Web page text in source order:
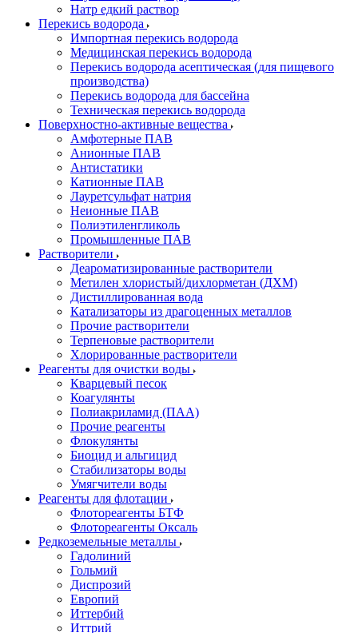
Натр едкий раствор
Перекись водорода
Импортная перекись водорода
Медицинская перекись водорода
Перекись водорода асептическая (для пищевого
производства)
Перекись водорода для бассейна
Техническая перекись водорода
Поверхностно-активные вещества
Амфотерные ПАВ
Анионные ПАВ
Антистатики
Катионные ПАВ
Лауретсульфат натрия
Неионные ПАВ
Полиэтиленгликоль
Промышленные ПАВ
Растворители
Деароматизированные растворители
Метилен хлористый/дихлорметан (ДХМ)
Дистиллированная вода
Катализаторы из драгоценных металлов
Прочие растворители
Терпеновые растворители
Хлорированные растворители
Реагенты для очистки воды
Кварцевый песок
Коагулянты
Полиакриламид (ПАА)
Прочие реагенты
Флокулянты
Биоцид и альгицид
Стабилизаторы воды
Умягчители воды
Реагенты для флотации
Флотореагенты БТФ
Флотореагенты Оксаль
Редкоземельные металлы
Гадолиний
Гольмий
Диспрозий
Европий
Иттербий
Иттрий